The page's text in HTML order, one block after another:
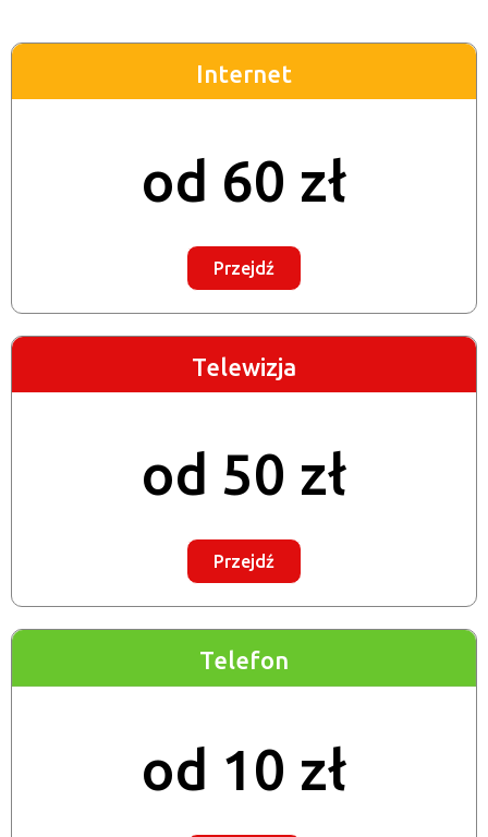
Internet
od 60 zł
Przejdź
Telewizja
od 50 zł
Przejdź
Telefon
od 10 zł